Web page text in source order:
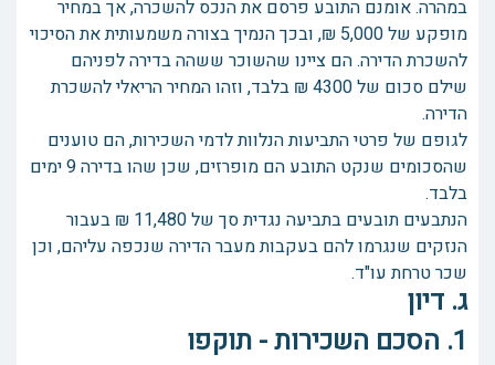
במהרה. אומנם התובע פרסם את הנכס להשכרה, אך במחיר
מופקע של 5,000 ₪, ובכך הנמיך בצורה משמעותית את הסיכוי
להשכרת הדירה. הם ציינו שהשוכר ששהה בדירה לפניהם
שילם סכום של 4300 ₪ בלבד, וזהו המחיר הריאלי להשכרת
הדירה.
לגופם של פרטי התביעות הנלוות לדמי השכירות, הם טוענים
שהסכומים שנקט התובע הם מופרזים, שכן שהו בדירה 9 ימים
בלבד.
הנתבעים תובעים בתביעה נגדית סך של 11,480 ₪ בעבור
הנזקים שנגרמו להם בעקבות מעבר הדירה שנכפה עליהם, וכן
שכר טרחת עו"ד.
ג. דיון
1. הסכם השכירות - תוקפו